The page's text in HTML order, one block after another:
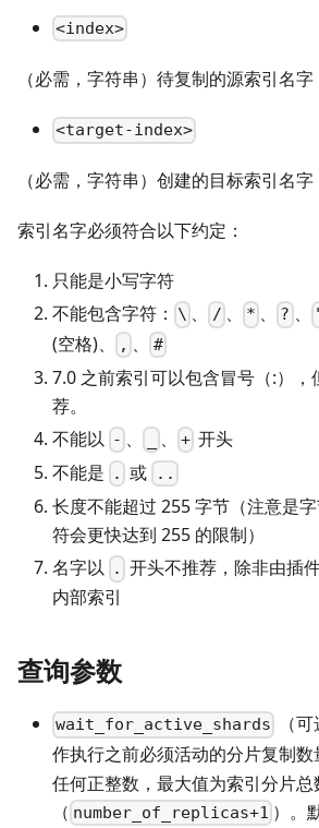
<index>
（必需，字符串）待复制的源索引名字
<target-index>
（必需，字符串）创建的目标索引名字
索引名字必须符合以下约定：
只能是小写字符
不能包含字符：
\ 、 / 、 * 、 ? 、
(空格)、
, 、 #
7.0 之前索引可以包含冒号（:），
荐。
不能以 - 、 、 + 开头
不能是
. 或 ..
长度不能超过 255 字节（注意是
符会更快达到 255 的限制）
名字以
. 开头不推荐，除非由插
内部索引
查询参数
wait_for_active_shards
（
作执行之前必须活动的分片复制数
任何正整数，最大值为索引分片总
（ number_of_replicas+1 ）。